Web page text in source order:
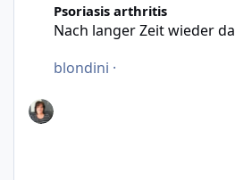
Psoriasis arthritis
Nach langer Zeit wieder da
blondini ·